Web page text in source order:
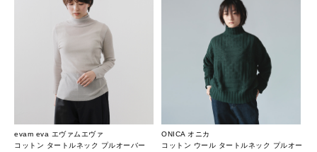
evam eva エヴァムエヴァ
コットン タートルネック プルオーバー
ONICA オニカ
コットン ウール タートルネック プルオー